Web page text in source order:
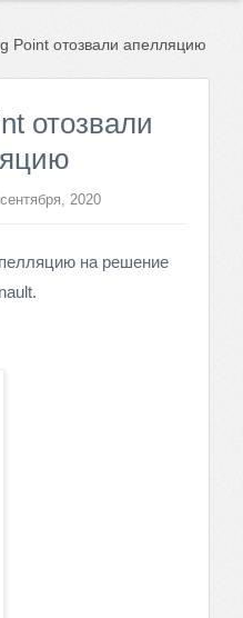
Point отозвали апелляцию
отозвали
2020
на решение